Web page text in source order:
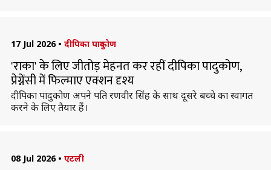
17 Jul 2026 • दीपिका पादुकोण
'राका' के लिए जीतोड़ मेहनत कर रहीं दीपिका पादुकोण,
प्रेग्नेंसी में फिल्माए एक्शन दृश्य
दीपिका पादुकोण अपने पति रणवीर सिंह के साथ दूसरे बच्चे का स्वागत
करने के लिए तैयार हैं।
08 Jul 2026 • एटली